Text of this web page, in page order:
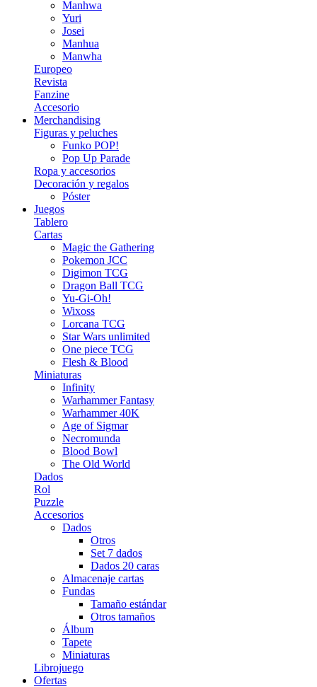
Manhwa
Yuri
Josei
Manhua
Manwha
Europeo
Revista
Fanzine
Accesorio
Merchandising
Figuras y peluches
Funko POP!
Pop Up Parade
Ropa y accesorios
Decoración y regalos
Póster
Juegos
Tablero
Cartas
Magic the Gathering
Pokemon JCC
Digimon TCG
Dragon Ball TCG
Yu-Gi-Oh!
Wixoss
Lorcana TCG
Star Wars unlimited
One piece TCG
Flesh & Blood
Miniaturas
Infinity
Warhammer Fantasy
Warhammer 40K
Age of Sigmar
Necromunda
Blood Bowl
The Old World
Dados
Rol
Puzzle
Accesorios
Dados
Otros
Set 7 dados
Dados 20 caras
Almacenaje cartas
Fundas
Tamaño estándar
Otros tamaños
Álbum
Tapete
Miniaturas
Librojuego
Ofertas